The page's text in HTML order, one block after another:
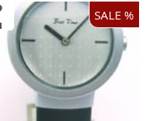
SALE %
ZUR
WUNSCHLISTE
HINZUFÜGEN
ZUR
VERGLEICHSLISTE
HINZUFÜGEN